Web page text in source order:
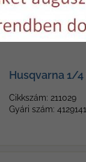
Husqvarna 1/
Cikkszám: 211029
Gyári szám: